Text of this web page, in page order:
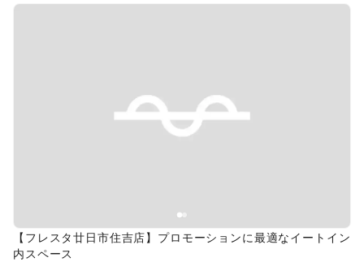
Previous slide
【フレスタ廿日市住吉店】プロモーションに最適なイートイン
内スペース